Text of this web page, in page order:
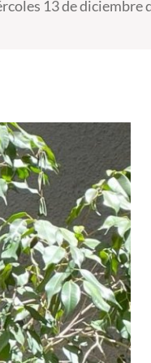
13 de diciembre